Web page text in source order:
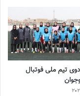
تیم ملی فوتبال